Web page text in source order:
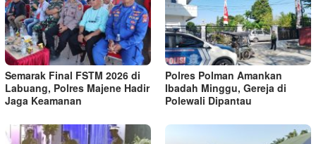
Semarak Final FSTM 2026 di
Labuang, Polres Majene Hadir
Jaga Keamanan
Polres Polman Amankan
Ibadah Minggu, Gereja di
Polewali Dipantau